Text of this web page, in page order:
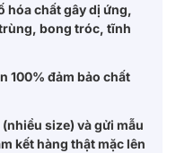
hóa chất gây dị ứng,
bong tróc, tĩnh
100% đảm bảo chất
size) và gửi mẫu
kết hàng thật mặc lên